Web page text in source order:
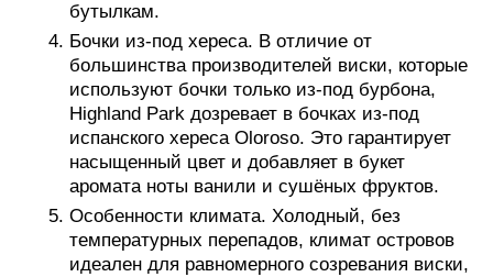
бутылкам.
Бочки из-под хереса. В отличие от
большинства производителей виски, которые
используют бочки только из-под бурбона,
Highland Park дозревает в бочках из-под
испанского хереса Oloroso. Это гарантирует
насыщенный цвет и добавляет в букет
аромата ноты ванили и сушёных фруктов.
Особенности климата. Холодный, без
температурных перепадов, климат островов
идеален для равномерного созревания виски,